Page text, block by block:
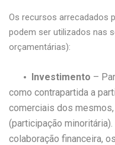
Os recursos arrecadados
podem ser utilizados nas
orçamentárias):
Investimento –
como contrapartida a
comerciais dos
(participação
colaboração financeira,